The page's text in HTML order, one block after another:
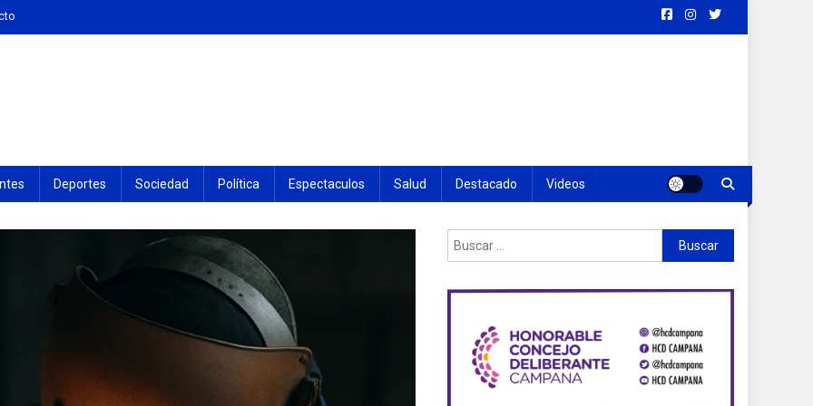
Deportes Sociedad Política Espectaculos Salud Destacado Videos
Buscar: